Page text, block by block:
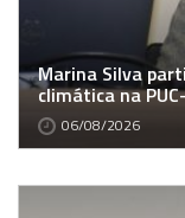
Marina Silva
climática na
06/08/2026